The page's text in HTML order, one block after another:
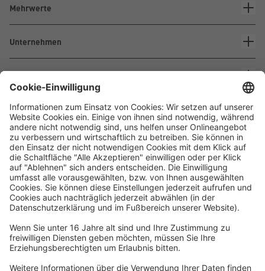
Mehrwerte
Unternehmen
Waskönig+Walter
Kabel-Werk GmbH u. Co. KG
Ostermoorstraße 77
26683 Saterland
Fax +49 4498 88-900
info[att]waskoenig.de